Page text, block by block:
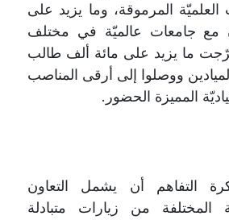
العلميّة المرموقة، وما يزيد على
مع جامعات عالميّة في مختلف
خرّجت ما يزيد على مائة ألف طالب
ووصلوا إلى أرقى المناصب
المميزة الحضور.
التفاهم أن يشمل التعاون
المختلفة من زيارات متبادلة